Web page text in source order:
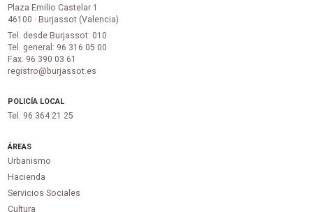
Plaza Emilio Castelar 1
46100 · Burjassot (Valencia)
Tel. desde Burjassot: 010
Tel. general: 96 316 05 00
Fax. 96 390 03 61
registro@burjassot.es
POLICÍA LOCAL
Tel. 96 364 21 25
ÁREAS
Urbanismo
Hacienda
Servicios Sociales
Cultura